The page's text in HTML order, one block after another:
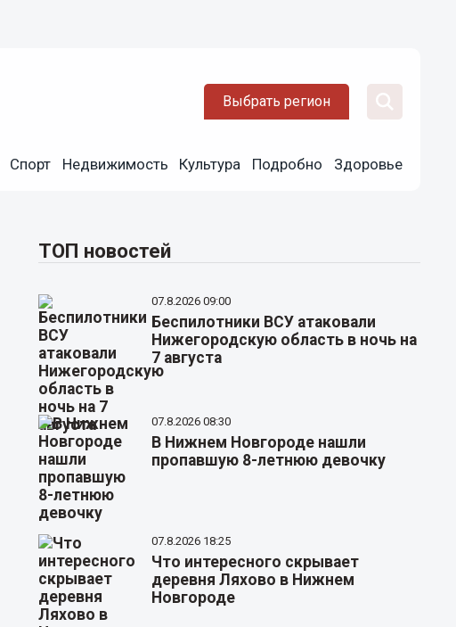
Выбрать регион
Спорт Недвижимость Культура Подробно Здоровье
ТОП новостей
07.8.2026 09:00
Беспилотники ВСУ атаковали
Нижегородскую область в ночь на
7 августа
07.8.2026 08:30
В Нижнем Новгороде нашли
пропавшую 8-летнюю девочку
07.8.2026 18:25
Что интересного скрывает
деревня Ляхово в Нижнем
Новгороде